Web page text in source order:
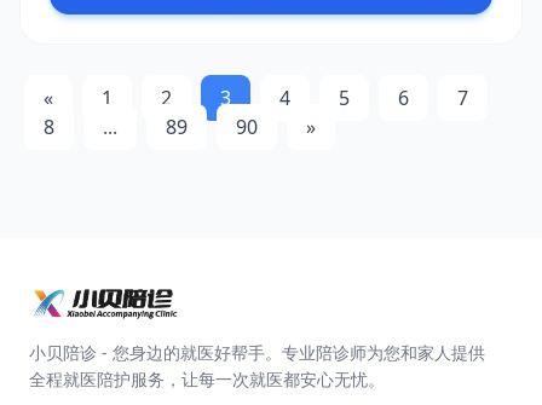
« 1 2 3 4 5 6
7
8
... 89 90 »
小贝陪诊 - 您身边的就医好帮手。专业陪诊师为您和家人提供
全程就医陪护服务，让每一次就医都安心无忧。